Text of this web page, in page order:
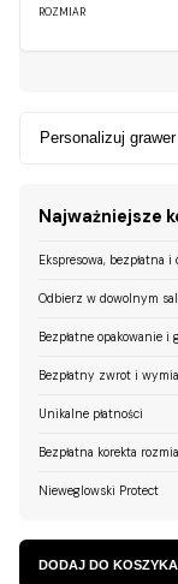
ROZMIAR
Personalizuj grawer
Najważniejsze
Ekspresowa, bezpłatna
Odbierz w dowolnym
Bezpłatne opakowanie i
Bezpłatny zwrot i
Unikalne płatności
Bezpłatna korekta
Nieweglowski Protect
DODAJ DO KOSZYKA